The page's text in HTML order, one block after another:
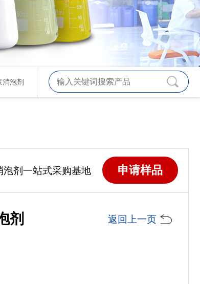
消泡剂
泡剂一站式采购基地 申请样品
剂 返回上一页